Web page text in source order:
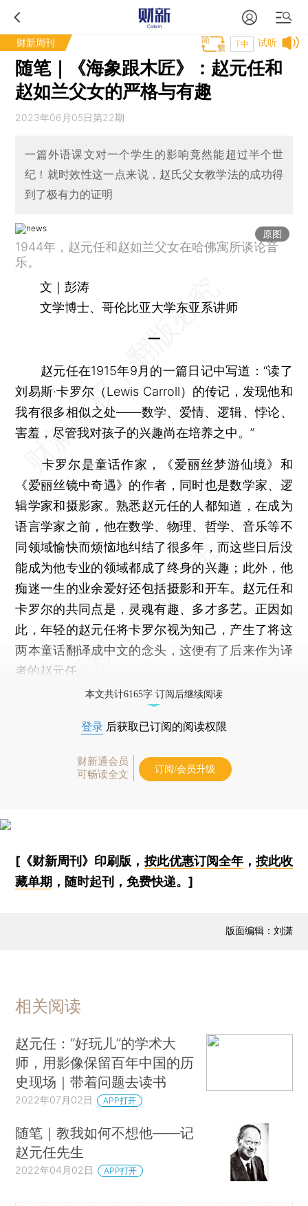
财新周刊 试听
T中
随笔｜《海象跟木匠》：赵元任和
赵如兰父女的严格与有趣
2023年06月05日第22期
一篇外语课文对一个学生的影响竟然能超过半个世
纪！就时效性这一点来说，赵氏父女教学法的成功得
到了极有力的证明
原图
1944年，赵元任和赵如兰父女在哈佛寓所谈论音
乐。
文｜彭涛
文学博士、哥伦比亚大学东亚系讲师
一
赵元任在1915年9月的一篇日记中写道：“读了
刘易斯·卡罗尔（Lewis Carroll）的传记，发现他和
我有很多相似之处——数学、爱情、逻辑、悖论、
害羞，尽管我对孩子的兴趣尚在培养之中。”
卡罗尔是童话作家，《爱丽丝梦游仙境》和
《爱丽丝镜中奇遇》的作者，同时也是数学家、逻
辑学家和摄影家。熟悉赵元任的人都知道，在成为
语言学家之前，他在数学、物理、哲学、音乐等不
同领域愉快而烦恼地纠结了很多年，而这些日后没
能成为他专业的领域都成了终身的兴趣；此外，他
痴迷一生的业余爱好还包括摄影和开车。赵元任和
卡罗尔的共同点是，灵魂有趣、多才多艺。正因如
此，年轻的赵元任将卡罗尔视为知己，产生了将这
两本童话翻译成中文的念头，这便有了后来作为译
者的赵元任。
本文共计6165字 订阅后继续阅读
登录 后获取已订阅的阅读权限
财新通会员
可畅读全文
订阅/会员升级
[《财新周刊》印刷版， 按此优惠订阅全年， 按此收
藏单期 ，随时起刊，免费快递。]
版面编辑：刘潇
相关阅读
赵元任：“好玩儿”的学术大
师，用影像保留百年中国的历
史现场｜带着问题去读书
2022年07月02日 APP打开
随笔｜教我如何不想他——记
赵元任先生
2022年04月02日 APP打开